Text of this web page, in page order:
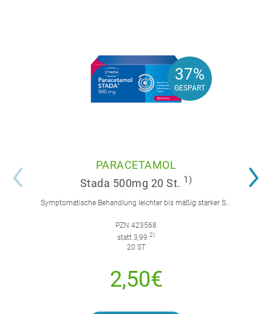
37%
GESPART
37%
GESPART
PARACETAMOL
Stada 500mg 20 St. 1)
Symptomatische Behandlung leichter bis mäßig starker Schmerzen wie Kopf-, Zahn-, Regelschmerzen und/oder Fieber.
PZN 423568
statt 3,99 2)
20 ST
2,50€